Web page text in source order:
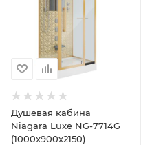
Душевая кабина
Niagara Luxe NG-7714G
(1000x900х2150)